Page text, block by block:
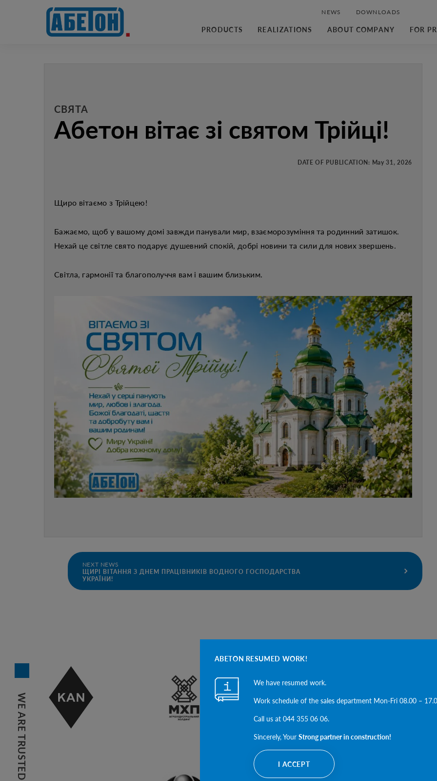
PRODUCTS REALIZATIONS ABOUT COMPANY FOR
NEWS DOWNLOADS
sewage treatment plants
ABETON RESUMED WORK!
We have resumed work.
Work schedule of the sales department Mon-Fri 08.00 –
Call us at 044 355 06 06.
Sincerely, Your Strong partner in construction!
I ACCEPT
СВЯТА
Абетон вітає зі святом Трійці!
DATE OF PUBLICATION: May 31, 2026
Щиро вітаємо з Трійцею!
Бажаємо, щоб у вашому домі завжди панували мир, взаєморозуміння та родинний затишок.
Нехай це світле свято подарує душевний спокій, добрі новини та сили для нових звершень.
Світла, гармонії та благополуччя вам і вашим близьким.
NEXT NEWS
ЩИРІ ВІТАННЯ З ДНЕМ ПРАЦІВНИКІВ ВОДНОГО ГОСПОДАРСТВА
УКРАЇНИ!
WE ARE TRUSTED